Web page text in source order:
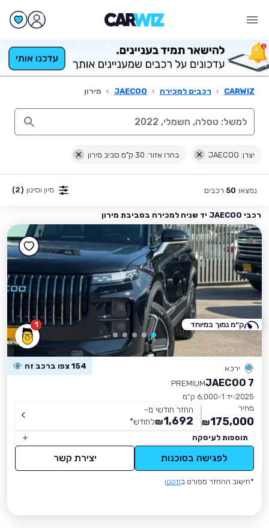
CARWIZ
› רכבים למכירה ›
JAECOO
› מירון
יצרן: JAECOO בחרו אזור: 30 ק"מ סביב מירון
נמצאו 50 רכבים מיון וסינון (2)
רכבי JAECOO יד שניה למכירה בסביבת מירון
1
ירכא 154 צפו ברכב זה
JAECOO 7
PREMIUM
2025 יד 1
6,000 ק״מ
מחיר
175,000
₪
החזר חודשי מ-
1,692
₪לחודש*
תוספות לעיסקה
לפגישה בסוכנות יצירת קשר
*חישוב ההחזר מפורט בתקנון
ק״מ נמוך במיוחד